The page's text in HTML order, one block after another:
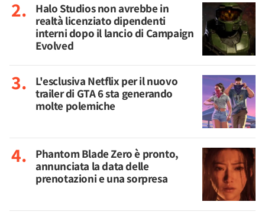
Halo Studios non avrebbe in
realtà licenziato dipendenti
interni dopo il lancio di Campaign
Evolved
L'esclusiva Netflix per il nuovo
trailer di GTA 6 sta generando
molte polemiche
Phantom Blade Zero è pronto,
annunciata la data delle
prenotazioni e una sorpresa